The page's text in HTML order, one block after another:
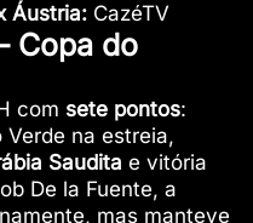
Áustria:CazéTV
Copa do
com sete pontos:
na estreia,
Saudita e vitória
De la Fuente, a
mas manteve